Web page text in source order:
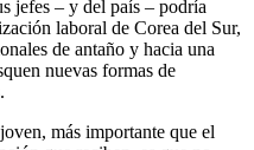
jefes – y del país – podría
laboral de Corea del Sur,
de antaño y hacia una
nuevas formas de
más importante que el